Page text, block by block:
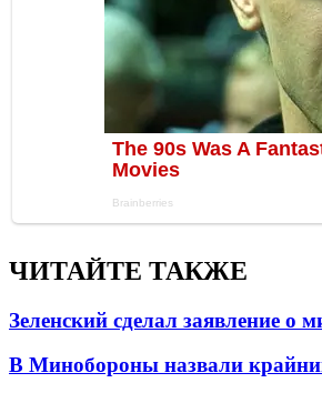
ЧИТАЙТЕ ТАКЖЕ
Зеленский сделал заявление о
В Минобороны назвали